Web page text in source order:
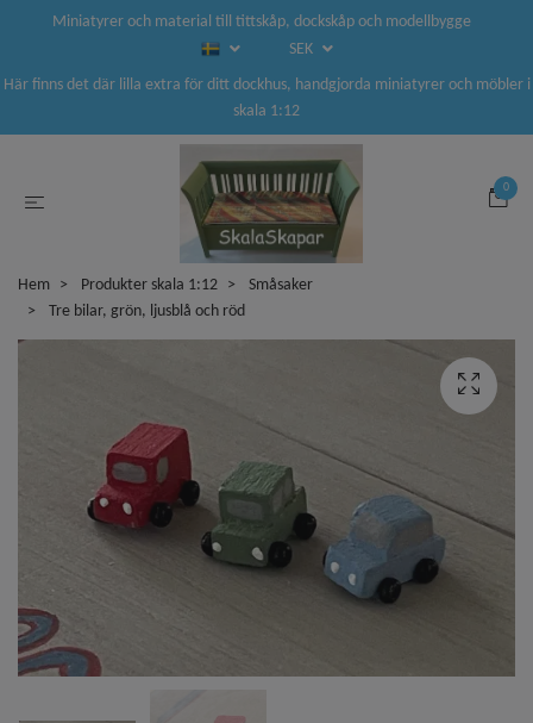
Miniatyrer och material till tittskåp, dockskåp och modellbygge
SEK
Här finns det där lilla extra för ditt dockhus, handgjorda miniatyrer och möbler i
skala 1:12
0
Hem Produkter skala 1:12
Småsaker
Tre bilar, grön, ljusblå och röd